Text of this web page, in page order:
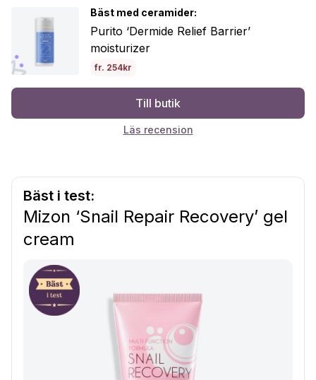
Bäst med ceramider:
Purito ‘Dermide Relief Barrier’
moisturizer
fr. 254kr
Till butik
Läs recension
Bäst i test:
Mizon ‘Snail Repair Recovery’ gel
cream